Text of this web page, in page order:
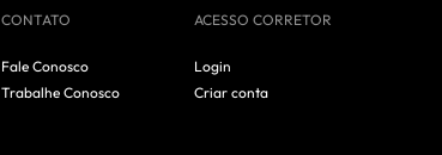
CONTATO
Fale Conosco
Trabalhe Conosco
ACESSO CORRETOR
Login
Criar conta